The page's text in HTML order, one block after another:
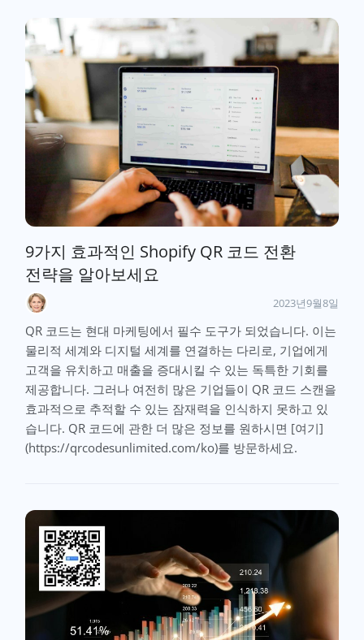
9가지 효과적인 Shopify QR 코드 전환
전략을 알아보세요
2023년9월8일
QR 코드는 현대 마케팅에서 필수 도구가 되었습니다. 이는
물리적 세계와 디지털 세계를 연결하는 다리로, 기업에게
고객을 유치하고 매출을 증대시킬 수 있는 독특한 기회를
제공합니다. 그러나 여전히 많은 기업들이 QR 코드 스캔을
효과적으로 추적할 수 있는 잠재력을 인식하지 못하고 있
습니다. QR 코드에 관한 더 많은 정보를 원하시면 [여기]
(https://qrcodesunlimited.com/ko)를 방문하세요.